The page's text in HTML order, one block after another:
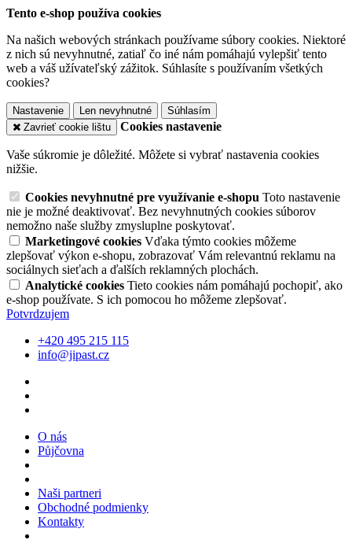
Tento e-shop používa cookies
Na našich webových stránkach používame súbory cookies. Niektoré
z nich sú nevyhnutné, zatiaľ čo iné nám pomáhajú vylepšiť tento
web a váš užívateľský zážitok. Súhlasíte s používaním všetkých
cookies?
Nastavenie Len nevyhnutné
Súhlasím
Zavrieť cookie lištu
Cookies nastavenie
Vaše súkromie je dôležité. Môžete si vybrať nastavenia cookies
nižšie.
Cookies nevyhnutné pre využívanie e-shopu Toto nastavenie
nie je možné deaktivovať. Bez nevyhnutných cookies súborov
nemožno naše služby zmysluplne poskytovať.
Marketingové cookies Vďaka týmto cookies môžeme
zlepšovať výkon e-shopu, zobrazovať Vám relevantnú reklamu na
sociálnych sieťach a ďalších reklamných plochách.
Analytické cookies Tieto cookies nám pomáhajú pochopiť, ako
e-shop používate. S ich pomocou ho môžeme zlepšovať.
Potvrdzujem
+420 495 215 115
info@jipast.cz
O nás
Půjčovna
Naši partneri
Obchodné podmienky
Kontakty